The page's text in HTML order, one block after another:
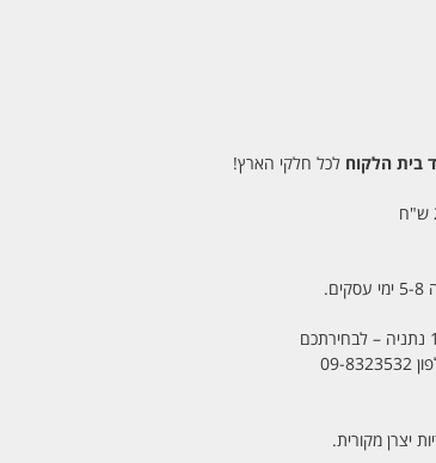
בית הלקוח לכל חלקי הארץ!
יצרן מקורית.